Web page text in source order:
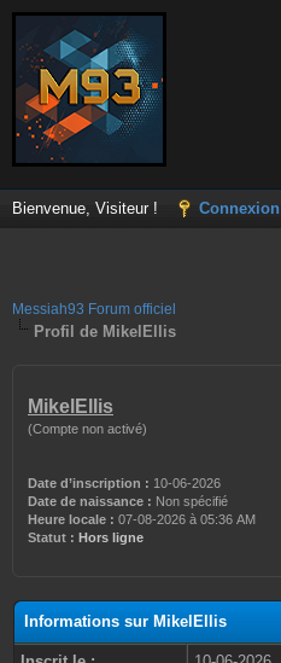
Bienvenue, Visiteur ! Connexion
Messiah93 Forum officiel
Profil de MikelEllis
MikelEllis
(Compte non activé)
Date d’inscription : 10-06-2026
Date de naissance : Non spécifié
Heure locale : 07-08-2026 à 05:36 AM
Statut : Hors ligne
Informations sur MikelEllis